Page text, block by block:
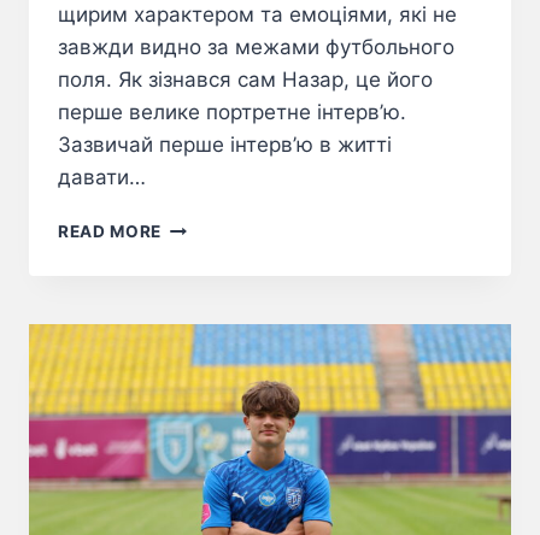
щирим характером та емоціями, які не
завжди видно за межами футбольного
поля. Як зізнався сам Назар, це його
перше велике портретне інтерв’ю.
Зазвичай перше інтерв’ю в житті
давати…
READ MORE